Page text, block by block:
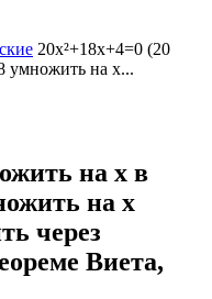
20x²+18x+4=0 (20
умножить на x...
на x в
на x
через
Виета,